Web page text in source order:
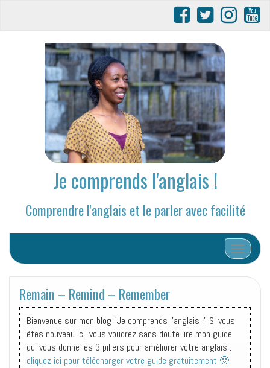
Je comprends l'anglais !
Comprendre l'anglais et le parler avec facilité
Afficher/
Remain – Remind – Remember
Bienvenue sur mon blog "Je comprends l'anglais !" Si vous
êtes nouveau ici, vous voudrez sans doute lire mon guide
qui vous donne les 3 piliers pour améliorer votre anglais :
cliquez ici pour télécharger votre guide gratuitement 🙂